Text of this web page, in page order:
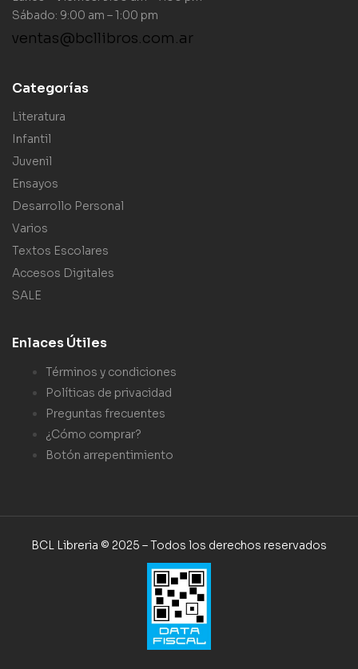
Sábado: 9:00 am – 1:00 pm
ventas@bcllibros.com.ar
Categorías
Literatura
Infantil
Juvenil
Ensayos
Desarrollo Personal
Varios
Textos Escolares
Accesos Digitales
SALE
Enlaces Útiles
Términos y condiciones
Políticas de privacidad
Preguntas frecuentes
¿Cómo comprar?
Botón arrepentimiento
BCL Libreria © 2025 – Todos los derechos reservados